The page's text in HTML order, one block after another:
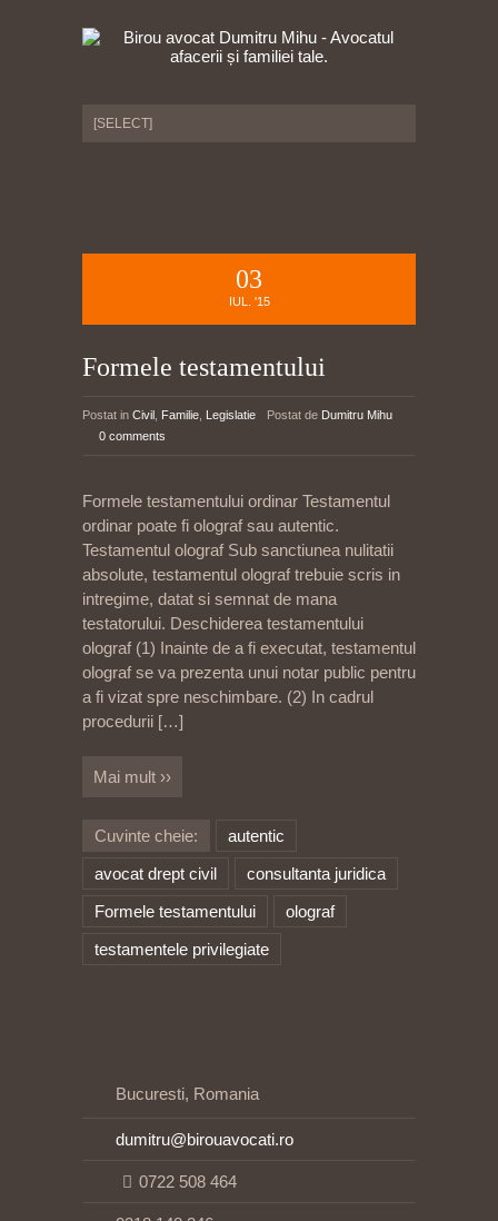
03
IUL. '15
Formele testamentului
Postat in Civil Familie Legislatie Postat de Dumitru Mihu
0 comments
Formele testamentului ordinar Testamentul
ordinar poate fi olograf sau autentic.
Testamentul olograf Sub sanctiunea nulitatii
absolute, testamentul olograf trebuie scris in
intregime, datat si semnat de mana
testatorului. Deschiderea testamentului
olograf (1) Inainte de a fi executat, testamentul
olograf se va prezenta unui notar public pentru
a fi vizat spre neschimbare. (2) In cadrul
procedurii […]
Mai mult ››
Cuvinte cheie:
autentic
avocat drept civil
consultanta juridica
Formele testamentului
olograf
testamentele privilegiate
Bucuresti, Romania
dumitru@birouavocati.ro
0722 508 464